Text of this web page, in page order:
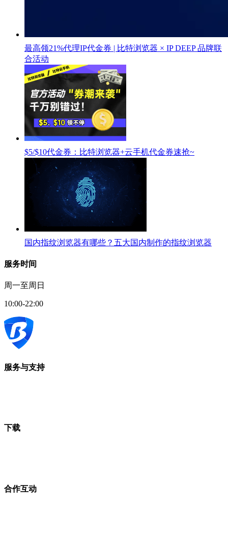
最高领21%代理IP代金券 | 比特浏览器 × IP DEEP 品牌联
合活动
$5/$10代金券：比特浏览器+云手机代金券速抢~
国内指纹浏览器有哪些？五大国内制作的指纹浏览器
服务时间
周一至周日
10:00-22:00
服务与支持
下载
合作互动